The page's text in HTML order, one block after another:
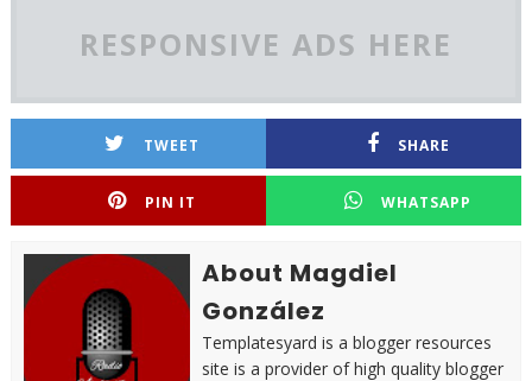
RESPONSIVE ADS HERE
TWEET SHARE
PIN IT WHATSAPP
About Magdiel
González
Templatesyard is a blogger resources
site is a provider of high quality blogger